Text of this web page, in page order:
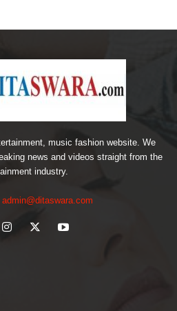
music fashion website. We
news and videos straight from the
industry.
admin@ditaswara.com